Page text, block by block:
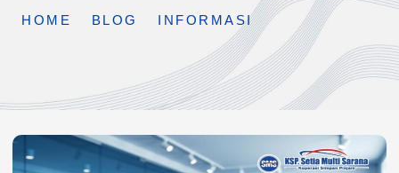
HOME BLOG INFORMASI